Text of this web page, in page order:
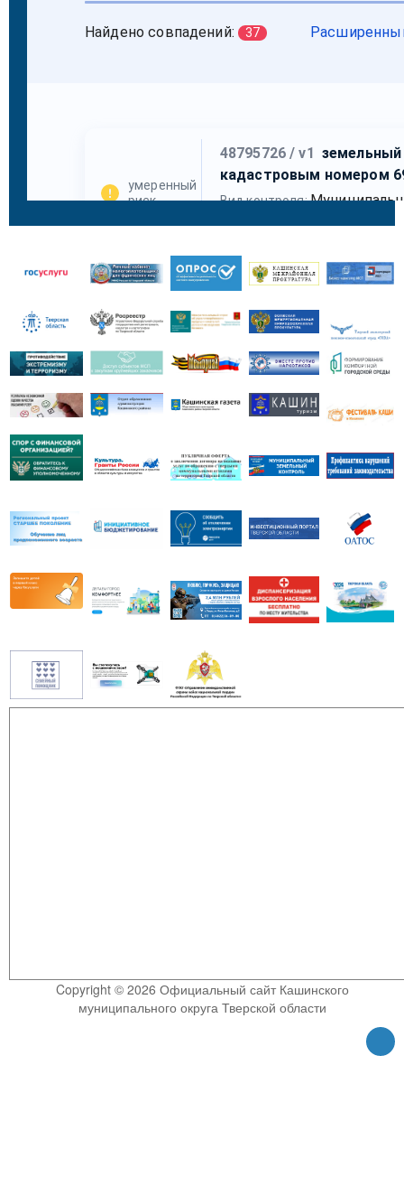
Copyright © 2026 Официальный сайт Кашинского
муниципального округа Тверской области